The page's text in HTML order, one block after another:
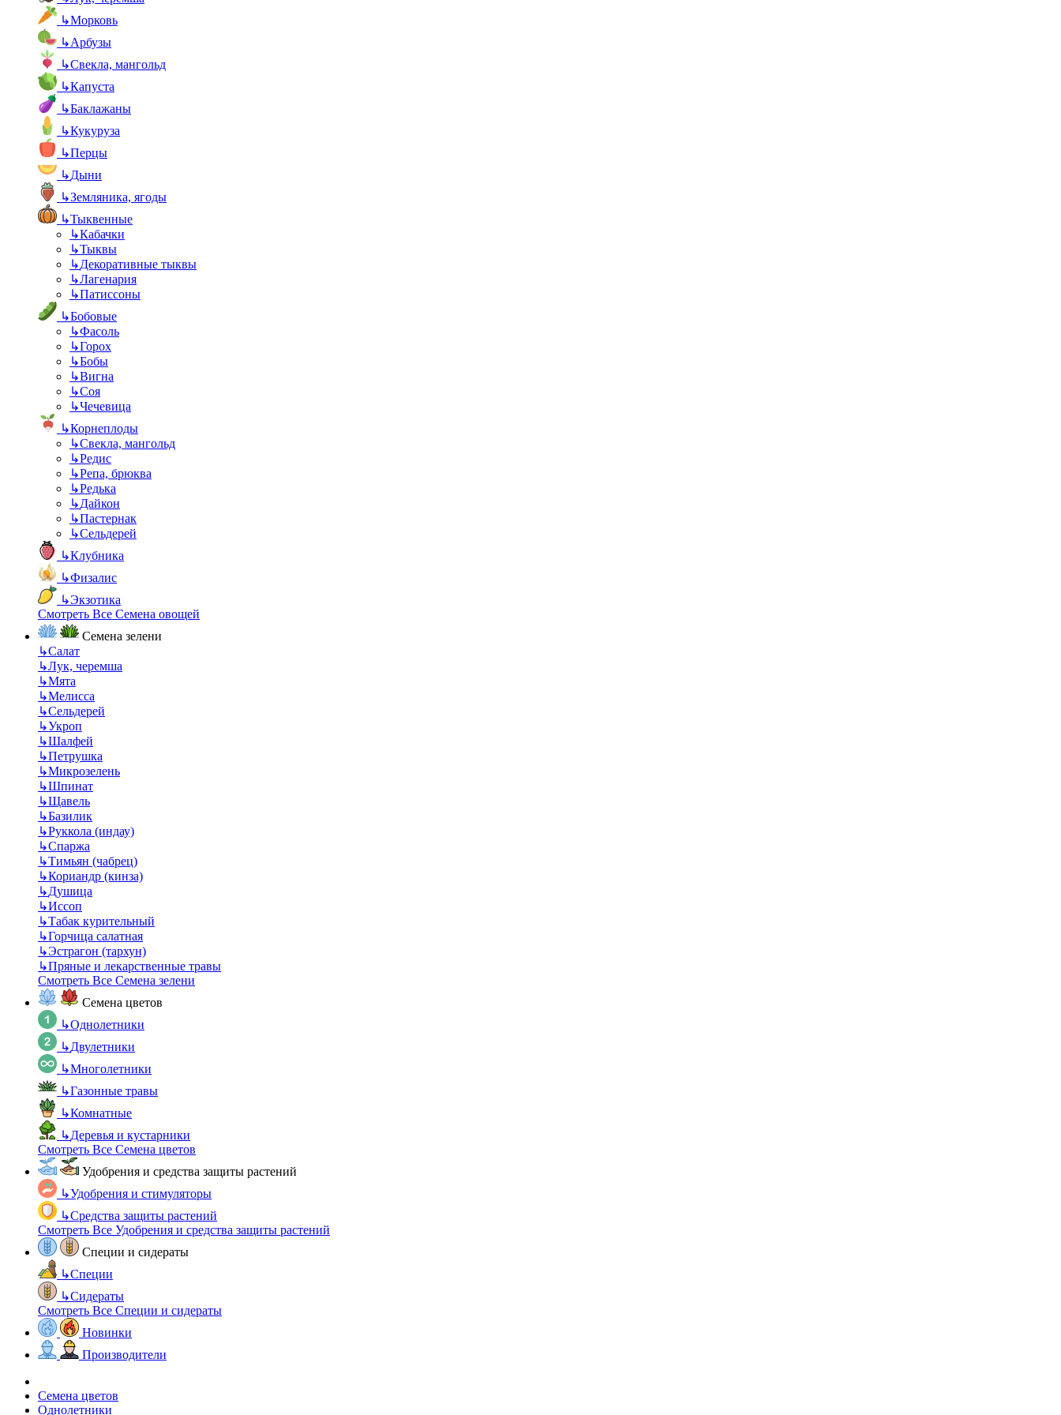
↳Морковь
↳Арбузы
↳Свекла, мангольд
↳Капуста
↳Баклажаны
↳Кукуруза
↳Перцы
↳Дыни
↳Земляника, ягоды
↳Тыквенные
↳Кабачки
↳Тыквы
↳Декоративные тыквы
↳Лагенария
↳Патиссоны
↳Бобовые
↳Фасоль
↳Горох
↳Бобы
↳Вигна
↳Соя
↳Чечевица
↳Корнеплоды
↳Свекла, мангольд
↳Редис
↳Репа, брюква
↳Редька
↳Дайкон
↳Пастернак
↳Сельдерей
↳Клубника
↳Физалис
↳Экзотика
Смотреть Все Семена овощей
Семена зелени
↳Салат
↳Лук, черемша
↳Мята
↳Мелисса
↳Сельдерей
↳Укроп
↳Шалфей
↳Петрушка
↳Микрозелень
↳Шпинат
↳Щавель
↳Базилик
↳Руккола (индау)
↳Спаржа
↳Тимьян (чабрец)
↳Кориандр (кинза)
↳Душица
↳Иссоп
↳Табак курительный
↳Горчица салатная
↳Эстрагон (тархун)
↳Пряные и лекарственные травы
Смотреть Все Семена зелени
Семена цветов
↳Однолетники
↳Двулетники
↳Многолетники
↳Газонные травы
↳Комнатные
↳Деревья и кустарники
Смотреть Все Семена цветов
Удобрения и средства защиты растений
↳Удобрения и стимуляторы
↳Средства защиты растений
Смотреть Все Удобрения и средства защиты растений
Специи и сидераты
↳Специи
↳Сидераты
Смотреть Все Специи и сидераты
Новинки
Производители
Семена цветов
Однолетники